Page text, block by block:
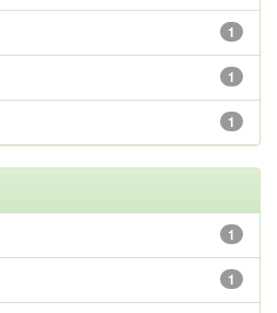
1
1
1
1
1